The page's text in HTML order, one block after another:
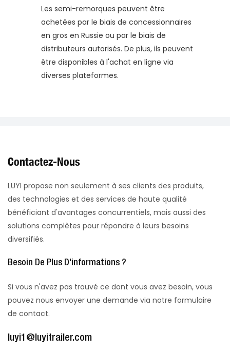
Les semi-remorques peuvent être
achetées par le biais de concessionnaires
en gros en Russie ou par le biais de
distributeurs autorisés. De plus, ils peuvent
être disponibles à l'achat en ligne via
diverses plateformes.
Contactez-Nous
LUYI propose non seulement à ses clients des produits,
des technologies et des services de haute qualité
bénéficiant d'avantages concurrentiels, mais aussi des
solutions complètes pour répondre à leurs besoins
diversifiés.
Besoin De Plus D'informations ?
Si vous n'avez pas trouvé ce dont vous avez besoin, vous
pouvez nous envoyer une demande via notre formulaire
de contact.
luyi1@luyitrailer.com